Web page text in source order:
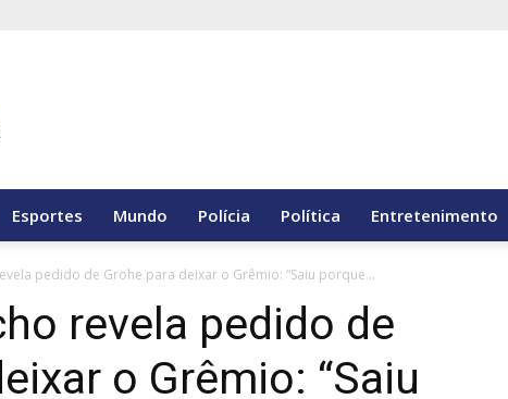
Esportes Mundo Polícia Política Entretenimento
pedido de Grohe para deixar o Grêmio: “Saiu porque...
revela pedido de
o Grêmio: “Saiu